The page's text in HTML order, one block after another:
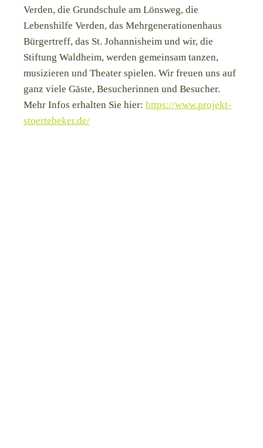
Verden, die Grundschule am Lönsweg, die
Lebenshilfe Verden, das Mehrgenerationenhaus
Bürgertreff, das St. Johannisheim und wir, die
Stiftung Waldheim, werden gemeinsam tanzen,
musizieren und Theater spielen. Wir freuen uns auf
ganz viele Gäste, Besucherinnen und Besucher.
Mehr Infos erhalten Sie hier: https://www.projekt-
stoertebeker.de/